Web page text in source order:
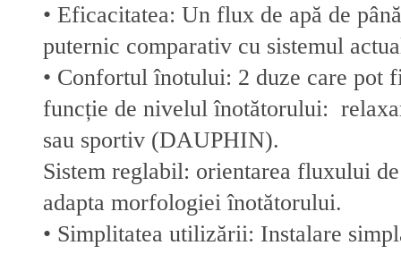
• Eficacitatea: Un flux de apă de
puternic comparativ cu sistemul
• Confortul înotului: 2 duze care pot
funcție de nivelul înotătorului:
sau sportiv (DAUPHIN).
Sistem reglabil: orientarea fluxului
adapta morfologiei înotătorului.
• Simplitatea utilizării: Instalare